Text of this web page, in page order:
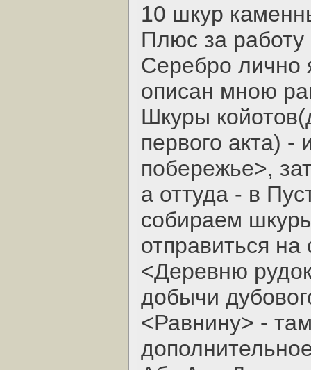
10 шкур
Плюс за работу
Серебро лично
описан мною
Шкуры
первого акта)
побережье>,
а оттуда - в
собираем
отправиться
<Деревню
добычи
<Равнину> -